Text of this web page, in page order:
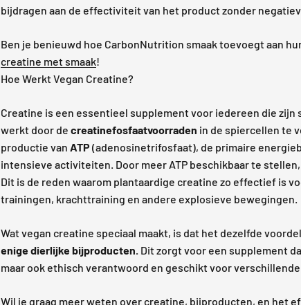
bijdragen aan de effectiviteit van het product zonder
Ben je benieuwd hoe CarbonNutrition smaak toevoegt aan
creatine met smaak!
Hoe Werkt Vegan Creatine?
Creatine is een essentieel supplement voor iedereen die
werkt door de creatinefosfaatvoorraden in de spiercellen te
productie van ATP(adenosinetrifosfaat), de primaire
intensieve activiteiten. Door meer ATP beschikbaar te
Dit is de reden waarom plantaardige creatine zo effectief is
trainingen, krachttraining en andere explosieve bewegingen.
Wat vegan creatine speciaal maakt, is dat het dezelfde
enige dierlijke bijproducten. Dit zorgt voor een supplement
maar ook ethisch verantwoord en geschikt voor
Wil je graag meer weten over creatine, bijproducten, en het